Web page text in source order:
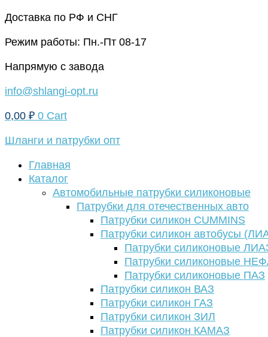
Перейти
содержимому
Доставка по РФ и СНГ
Режим работы: Пн.-Пт 08-17
Напрямую с завода
info@shlangi-opt.ru
0,00 ₽ 0 Cart
Шланги и патрубки опт
Главная
Каталог
Автомобильные патрубки силиконовые
Патрубки для отечественных авто
Патрубки силикон CUMMINS
Патрубки силикон автобусы
Патрубки силиконовые
Патрубки силиконовые
Патрубки силиконовые ПАЗ
Патрубки силикон ВАЗ
Патрубки силикон ГАЗ
Патрубки силикон ЗИЛ
Патрубки силикон КАМАЗ